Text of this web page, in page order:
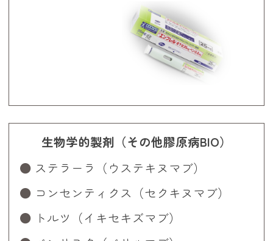
生物学的製剤（その他膠原病BIO）
ステラーラ（ウステキヌマブ）
コンセンティクス（セクキヌマブ）
トルツ（イキセキズマブ）